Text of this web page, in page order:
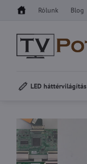
Rólunk Blog
LED háttérvilágítás